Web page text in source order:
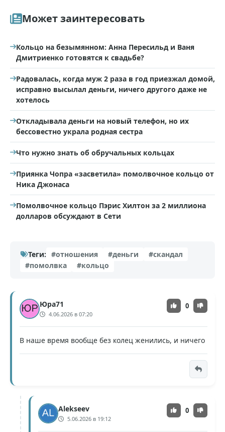
Может заинтересовать
Кольцо на безымянном: Анна Пересильд и Ваня
Дмитриенко готовятся к свадьбе?
Радовалась, когда муж 2 раза в год приезжал домой,
исправно высылал деньги, ничего другого даже не
хотелось
Откладывала деньги на новый телефон, но их
бессовестно украла родная сестра
Что нужно знать об обручальных кольцах
Приянка Чопра «засветила» помолвочное кольцо от
Ника Джонаса
Помолвочное кольцо Пэрис Хилтон за 2 миллиона
долларов обсуждают в Сети
Теги: #отношения #деньги
#скандал
#помолвка
#кольцо
Юра71
4.06.2026 в 07:20
0
В наше время вообще без колец женились, и ничего
Alekseev
5.06.2026 в 19:12
0